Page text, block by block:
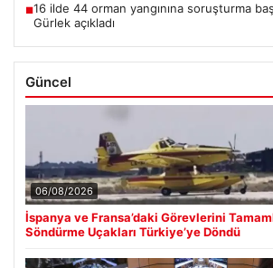
■16 ilde 44 orman yangınına soruşturma
Gürlek açıkladı
Güncel
06/08/2026
İspanya ve Fransa’daki Görevlerini
Söndürme Uçakları Türkiye’ye Döndü